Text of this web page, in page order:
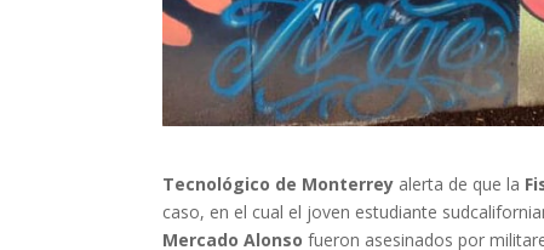
Tecnológico de Monterrey alerta de que la
caso, en el cual el joven estudiante
Mercado Alonso fueron asesinados por